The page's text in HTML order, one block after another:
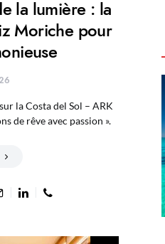
la lumière : la
Moriche pour
la Costa del Sol – ARK
de rêve avec passion ».